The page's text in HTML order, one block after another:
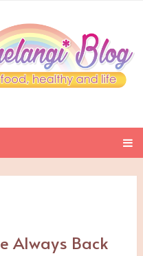
Always Back